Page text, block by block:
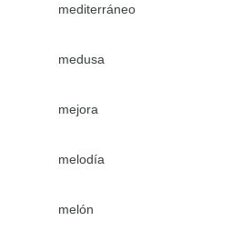
mediterráneo
medusa
mejora
melodía
melón